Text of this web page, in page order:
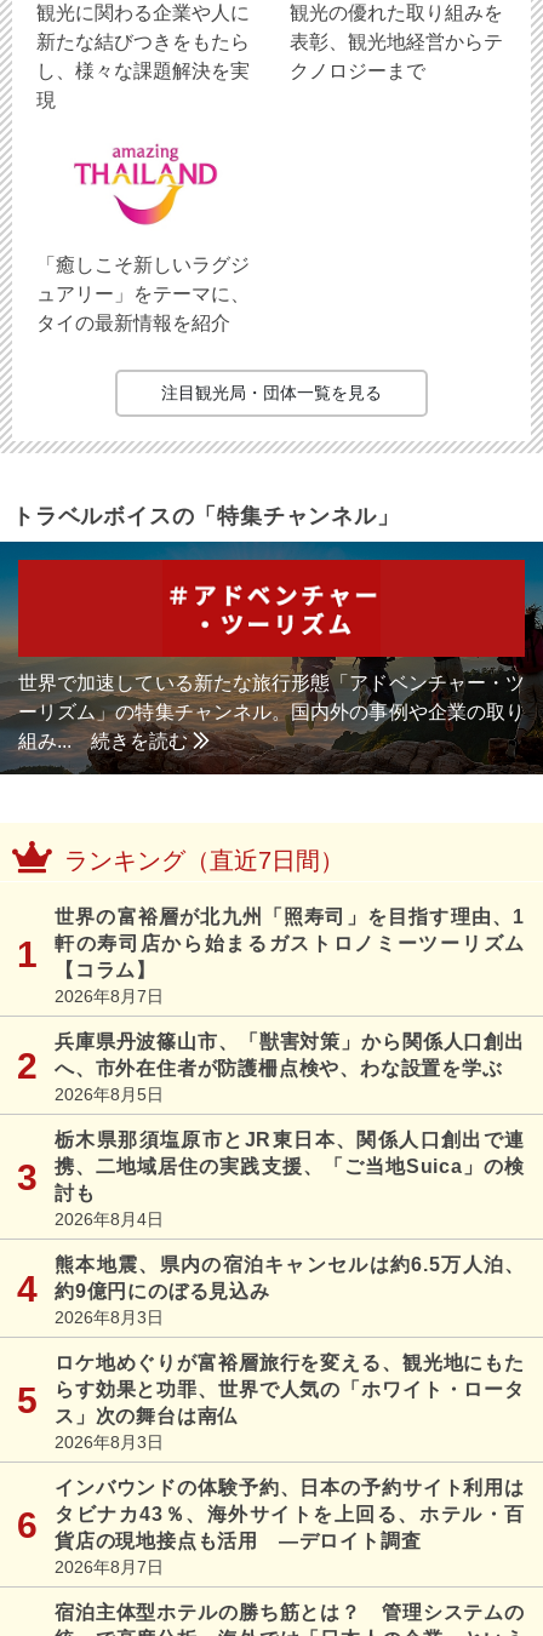
観光に関わる企業や人に
新たな結びつきをもたら
し、様々な課題解決を実
現
観光の優れた取り組みを
表彰、観光地経営からテ
クノロジーまで
「癒しこそ新しいラグジ
ュアリー」をテーマに、
タイの最新情報を紹介
注目観光局・団体一覧を見る
トラベルボイスの「特集チャンネル」
世界で加速している新たな旅行形態「アドベンチャー・ツ
ーリズム」の特集チャンネル。国内外の事例や企業の取り
組み... 続きを読む
ランキング（直近7日間）
世界の富裕層が北九州「照寿司」を目指す理由、1
軒の寿司店から始まるガストロノミーツーリズム
【コラム】
2026年8月7日
兵庫県丹波篠山市、「獣害対策」から関係人口創出
へ、市外在住者が防護柵点検や、わな設置を学ぶ
2026年8月5日
栃木県那須塩原市とJR東日本、関係人口創出で連
携、二地域居住の実践支援、「ご当地Suica」の検
討も
2026年8月4日
熊本地震、県内の宿泊キャンセルは約6.5万人泊、
約9億円にのぼる見込み
2026年8月3日
ロケ地めぐりが富裕層旅行を変える、観光地にもた
らす効果と功罪、世界で人気の「ホワイト・ロータ
ス」次の舞台は南仏
2026年8月3日
インバウンドの体験予約、日本の予約サイト利用は
タビナカ43％、海外サイトを上回る、ホテル・百
貨店の現地接点も活用 ―デロイト調査
2026年8月7日
宿泊主体型ホテルの勝ち筋とは？ 管理システムの